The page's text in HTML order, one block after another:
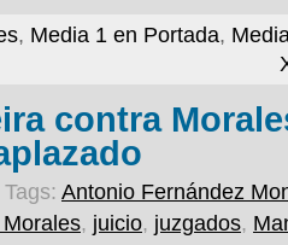
, Media 1 en Portada,
contra
Tags: Antonio Fernández
, juicio, juzgados,